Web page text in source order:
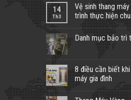
14
Th3
Vệ sinh thang
trình thực hiện
Không
bình
thang
máy
gia
đình
Danh mục bảo trì
luận
ở
Danh
mục
trì
8 điều cần biết
máy gia đình
Không